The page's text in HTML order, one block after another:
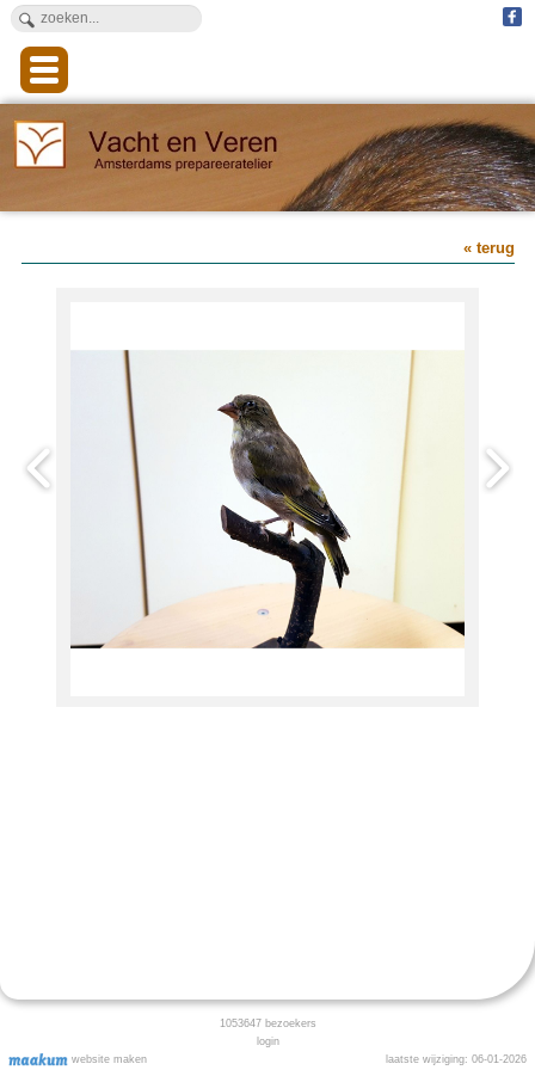
« terug
website maken
1053647bezoekers
login
laatste wijziging: 06-01-2026